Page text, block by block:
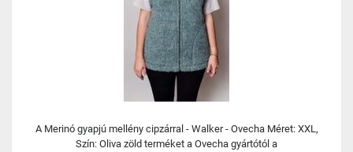
A Merinó gyapjú mellény cipzárral - Walker - Ovecha Méret: XXL,
Szín: Oliva zöld terméket a Ovecha gyártótól a